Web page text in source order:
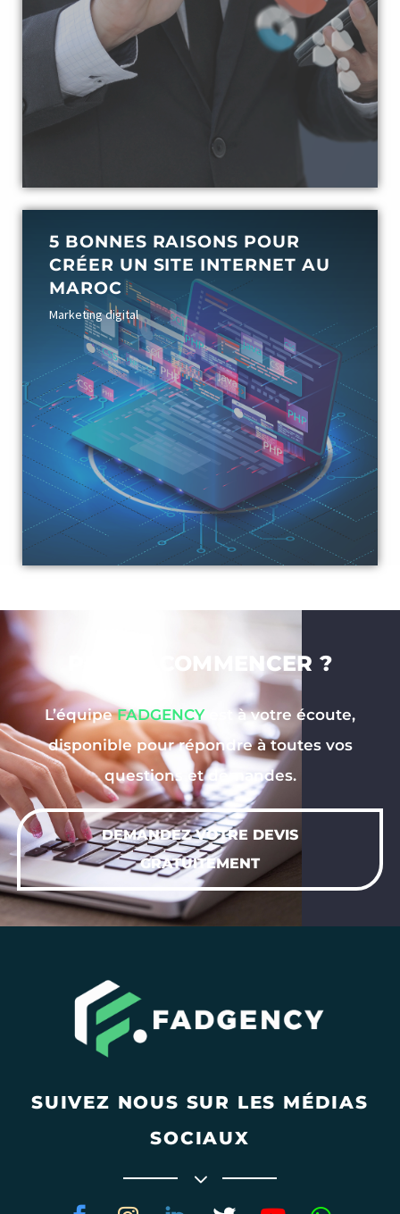
5 BONNES RAISONS POUR
CRÉER UN SITE INTERNET AU
MAROC
Marketing digital
PRÊT À COMMENCER ?
L’équipeFADGENCYest à votre écoute,
disponible pour répondre à toutes vos
questions et demandes.
DEMANDEZ VOTRE DEVIS
GRATUITEMENT
SUIVEZ NOUS SUR LES MÉDIAS
SOCIAUX